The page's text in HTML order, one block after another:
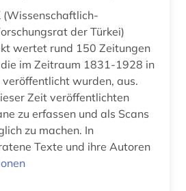
(Wissenschaftlich-
der Türkei)
wertet rund 150 Zeitungen
im Zeitraum 1831-1928 in
wurden, aus.
Zeit veröffentlichten
zu erfassen und als Scans
zu machen. In
Texte und ihre Autoren